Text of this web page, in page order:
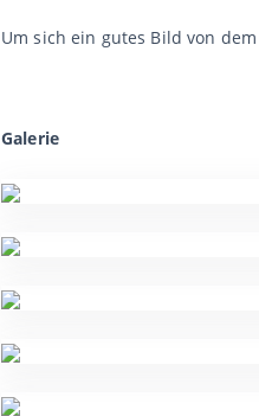
Um sich ein gutes Bild von
Galerie